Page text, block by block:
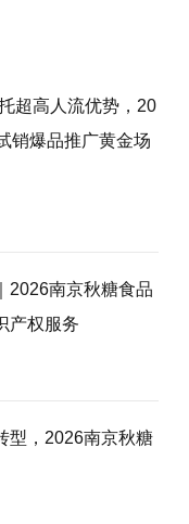
超高人流优势，20
销爆品推广黄金场
2026南京秋糖食品
产权服务
型，2026南京秋糖